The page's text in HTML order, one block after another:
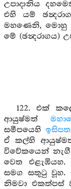
උපාදානිය
එහි යම්
මහණෙනි, මොහු
මේ (ඡන්‍දරාගය)
122. එක්
ආයුෂ්මත්
සමීපයෙහි
ඒ කල්හි
විවේකයෙන්
වෙත
සමග සතුටු වූහ.
නිමවා එකත්පස්